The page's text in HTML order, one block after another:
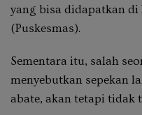
yang bisa didapatkan di
(Puskesmas).
Sementara itu, salah
menyebutkan sepekan
abate, akan tetapi tidak